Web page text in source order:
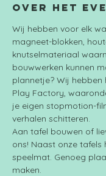
Over het
Wij hebben voor elk
magneet-blokken,
knutselmateriaal
bouwwerken kunnen
plannetje? Wij
Play Factory,
je eigen stopmotion-
verhalen schitteren.
Aan tafel bouwen of
ons! Naast onze tafels
speelmat. Genoeg
maken.